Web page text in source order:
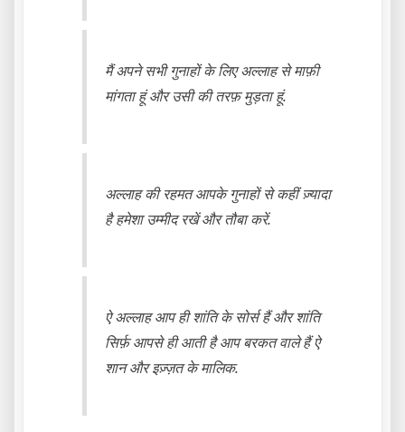
मैं अपने सभी गुनाहों के लिए अल्लाह से माफ़ी
मांगता हूं और उसी की तरफ़ मुड़ता हूं.
अल्लाह की रहमत आपके गुनाहों से कहीं ज़्यादा
है हमेशा उम्मीद रखें और तौबा करें.
ऐ अल्लाह आप ही शांति के सोर्स हैं और शांति
सिर्फ़ आपसे ही आती है आप बरकत वाले हैं ऐ
शान और इज़्ज़त के मालिक.